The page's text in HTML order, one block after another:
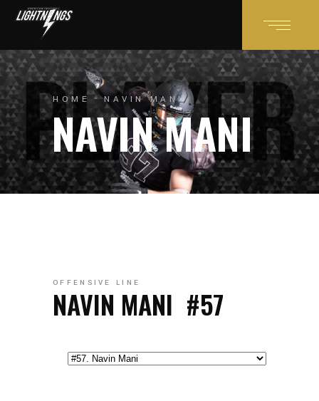
HOME NAVIN MANI
NAVIN MANI
OFFENSIVE LINE
#57
NAVIN MANI